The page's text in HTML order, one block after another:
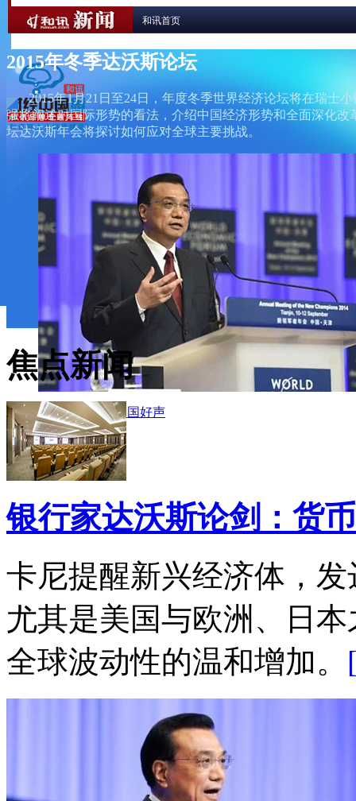
和讯首页
2015年冬季达沃斯论坛
2015年1月21日至24日，年度冬季世界经济论坛将在瑞士
强将阐述对国际形势的看法，介绍中国经济形势和全面深化
坛达沃斯年会将探讨如何应对全球主要挑战。
世界经济期待中国好声
焦点新闻
银行家达沃斯论剑：货
卡尼提醒新兴经济体，
尤其是美国与欧洲、日
全球波动性的温和增加。